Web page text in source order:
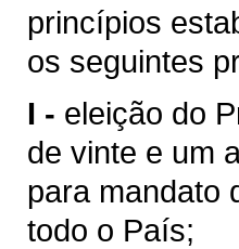
princípios
os seguintes
I - eleição do
de vinte e um
para mandato
todo o País;